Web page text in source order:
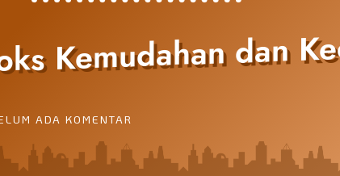
Kemudahan dan
ADA KOMENTAR